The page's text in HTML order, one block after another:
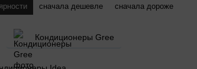
сначала дешевле сначала дороже
Кондиционеры Gree